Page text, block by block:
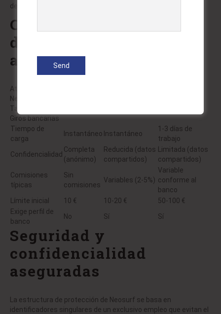
del distribuidor e ingresar el número particular.
Comparación con
diversos sistemas de
abono
Atributo
Neosurf
Tarjetas de crédito
Giros bancarias
Tiempo de
carga
Instantáneo Instantáneo
1-3 días de
trabajo
Confidencialidad
Completa
(anónimo)
Reducida (datos
compartidos)
Limitada (datos
compartidos)
Comisiones
típicas
Sin
comisiones
Variables (2-5%)
Variable
conforme al
banco
Límite inicial
10 € 10-20 €
50-100 €
Exige perfil de
banco
No Sí Sí
Seguridad y
confidencialidad
aseguradas
La estructura de protección de Neosurf se basa en
identificadores singulares de un exclusivo empleo que evitan el